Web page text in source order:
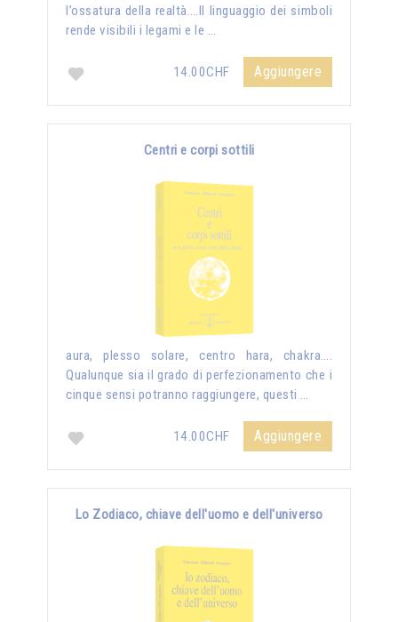
l’ossatura della realtà….Il linguaggio dei simboli
rende visibili i legami e le …
14.00CHF Aggiungere
Centri e corpi sottili
aura, plesso solare, centro hara, chakra….
Qualunque sia il grado di perfezionamento che i
cinque sensi potranno raggiungere, questi …
14.00CHF Aggiungere
Lo Zodiaco, chiave dell'uomo e dell'universo